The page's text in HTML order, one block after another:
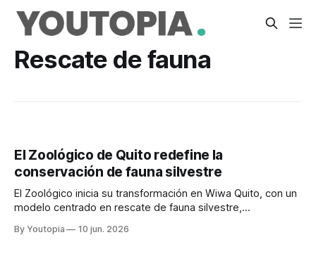
Rescate de fauna
El Zoológico de Quito redefine la
conservación de fauna silvestre
El Zoológico inicia su transformación en Wiwa Quito, con un
modelo centrado en rescate de fauna silvestre,
By Youtopia 10 jun. 2026